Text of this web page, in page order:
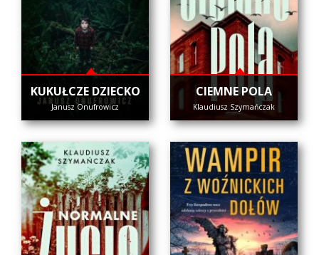
KUKUŁCZE DZIECKO
Janusz Onufrowicz
CIEMNE POLA
Klaudiusz Szymańczak